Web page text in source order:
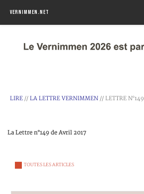
Vernimmen.net
LIRE // LA LETTRE VERNIMMEN // LETTRE N°149
La Lettre n°149 de Avril 2017
TOUTES LES ARTICLES